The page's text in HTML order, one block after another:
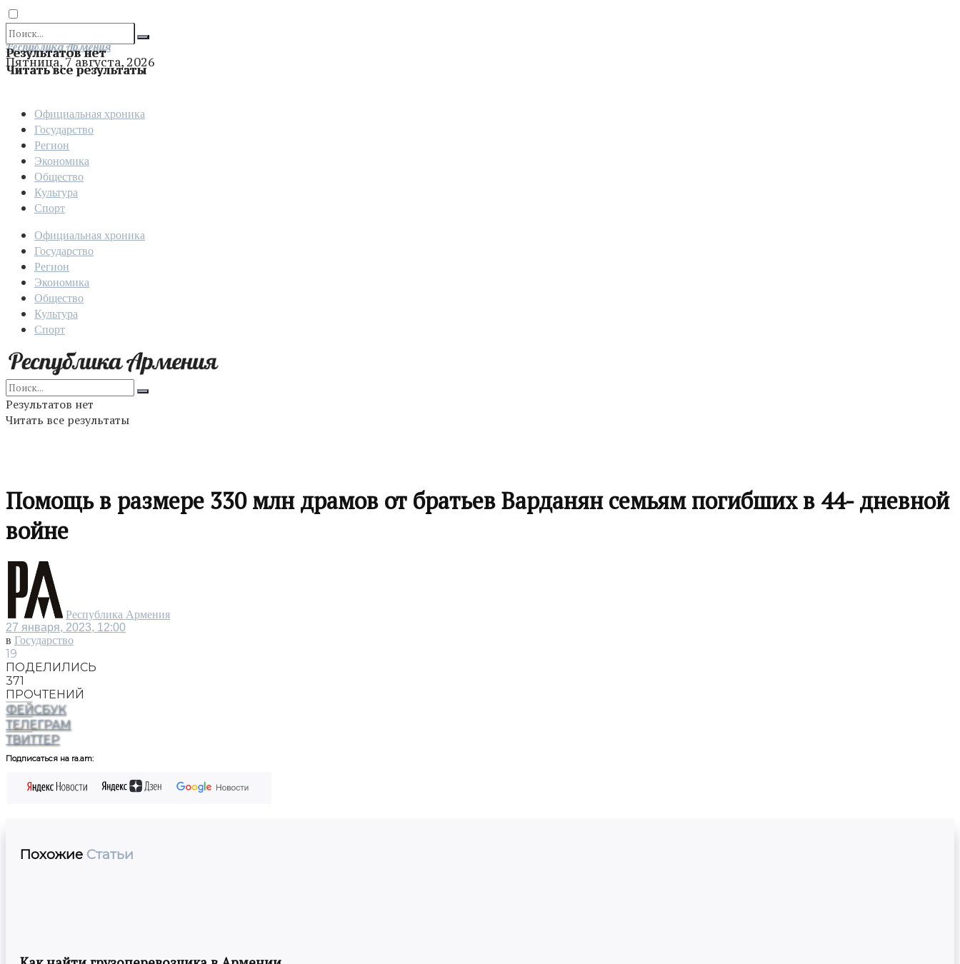
Результатов нет
Читать все результаты
Отправить
Республика Армения
Пятница, 7 августа, 2026
Официальная хроника
Государство
Регион
Экономика
Общество
Культура
Спорт
Официальная хроника
Государство
Регион
Экономика
Общество
Культура
Спорт
Результатов нет
Читать все результаты
Помощь в размере 330 млн драмов от братьев Варданян семьям погибших в 44- дневной
войне
Республика Армения
27 января, 2023, 12:00
в Государство
19
ПОДЕЛИЛИСЬ
371
ПРОЧТЕНИЙ
ФЕЙСБУК
ТЕЛЕГРАМ
ТВИТТЕР
Подписаться на ra.am:
Похожие Статьи